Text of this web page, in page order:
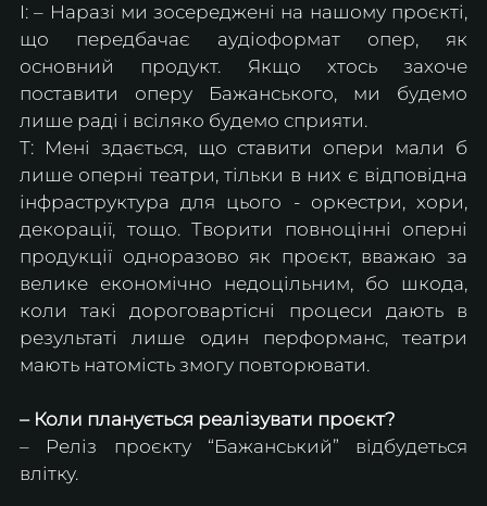
І: – Наразі ми зосереджені на нашому проєкті,
що передбачає аудіоформат опер, як
основний продукт. Якщо хтось захоче
поставити оперу Бажанського, ми будемо
лише раді і всіляко будемо сприяти.
Т: Мені здається, що ставити опери мали б
лише оперні театри, тільки в них є відповідна
інфраструктура для цього - оркестри, хори,
декорації, тощо. Творити повноцінні оперні
продукції одноразово як проєкт, вважаю за
велике економічно недоцільним, бо шкода,
коли такі дороговартісні процеси дають в
результаті лише один перформанс, театри
мають натомість змогу повторювати.
– Коли планується реалізувати проєкт?
– Реліз проєкту “Бажанський” відбудеться
влітку.